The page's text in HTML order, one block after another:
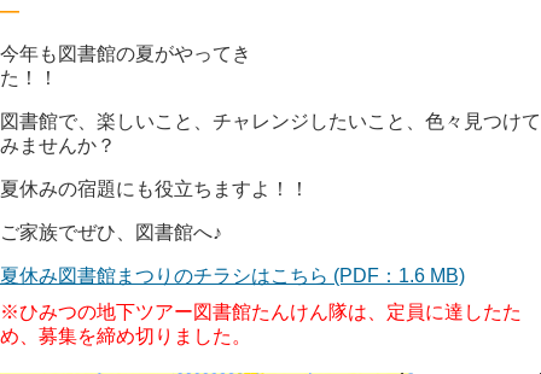
―
今年も図書館の夏がやってき
た！！
図書館で、楽しいこと、チャレンジしたいこと、色々見つけて
みませんか？
夏休みの宿題にも役立ちますよ！！
ご家族でぜひ、図書館へ♪
夏休み図書館まつりのチラシはこちら (PDF：1.6 MB)
※ひみつの地下ツアー図書館たんけん隊は、定員に達したた
め、募集を締め切りました。